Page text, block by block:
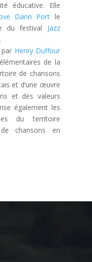
éducative. Elle
Dann Port le
du festival Jazz
Henry Duffour
de la
de chansons
et d’une œuvre
et des valeurs
également les
du territoire
chansons en